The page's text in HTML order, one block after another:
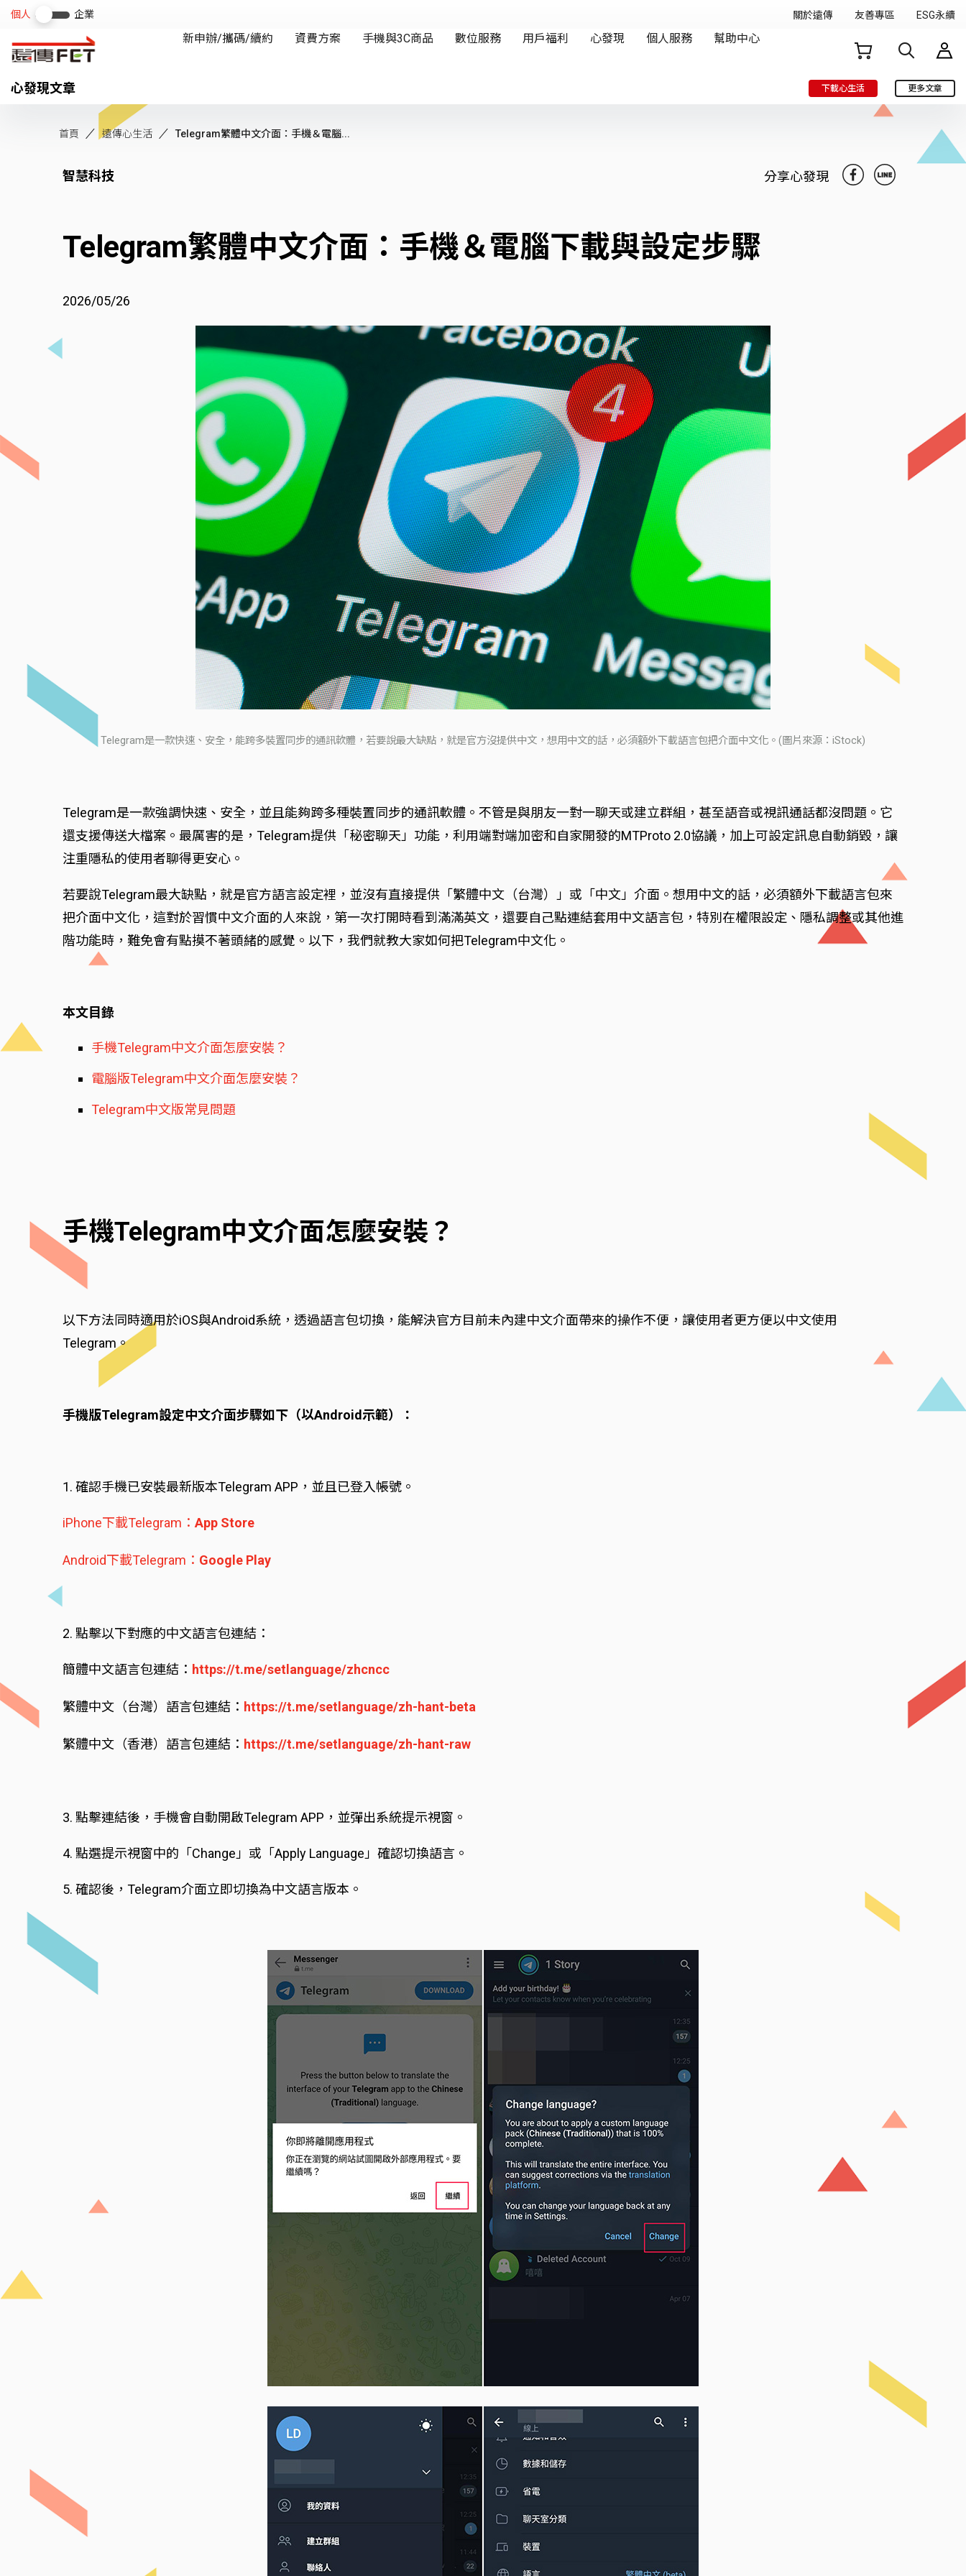
心發現文章 下載心生活 更多文章
首頁 遠傳心生活 Telegram繁體中文介面：手機＆電腦...
智慧科技 分享心發現
Telegram繁體中文介面：手機＆電腦下載與設定步驟
2026/05/26
Telegram是一款快速、安全，能跨多裝置同步的通訊軟體，若要說最大缺點，就是官方沒提供中文，想用中文的話，必須額外下載語言包把介面中文化。(圖片來源：iStock)
Telegram是一款強調快速、安全，並且能夠跨多種裝置同步的通訊軟體。不管是與朋友一對一聊天或建立群組，甚至語音或視訊通話都沒問題。它
還支援傳送大檔案。最厲害的是，Telegram提供「秘密聊天」功能，利用端對端加密和自家開發的MTProto 2.0協議，加上可設定訊息自動銷毀，讓
注重隱私的使用者聊得更安心。
若要說Telegram最大缺點，就是官方語言設定裡，並沒有直接提供「繁體中文（台灣）」或「中文」介面。想用中文的話，必須額外下載語言包來
把介面中文化，這對於習慣中文介面的人來說，第一次打開時看到滿滿英文，還要自己點連結套用中文語言包，特別在權限設定、隱私調整或其他進
階功能時，難免會有點摸不著頭緒的感覺。以下，我們就教大家如何把Telegram中文化。
本文目錄
手機Telegram中文介面怎麼安裝？
電腦版Telegram中文介面怎麼安裝？
Telegram中文版常見問題
手機Telegram中文介面怎麼安裝？
以下方法同時適用於iOS與Android系統，透過語言包切換，能解決官方目前未內建中文介面帶來的操作不便，讓使用者更方便以中文使用
Telegram。
手機版Telegram設定中文介面步驟如下（以Android示範）：
1. 確認手機已安裝最新版本Telegram APP，並且已登入帳號。
iPhone下載Telegram： App Store
Android下載Telegram： Google Play
2. 點擊以下對應的中文語言包連結：
簡體中文語言包連結： https://t.me/setlanguage/zhcncc
繁體中文（台灣）語言包連結： https://t.me/setlanguage/zh-hant-beta
繁體中文（香港）語言包連結： https://t.me/setlanguage/zh-hant-raw
3. 點擊連結後，手機會自動開啟Telegram APP，並彈出系統提示視窗。
4. 點選提示視窗中的「Change」或「Apply Language」確認切換語言。
5. 確認後，Telegram介面立即切換為中文語言版本。